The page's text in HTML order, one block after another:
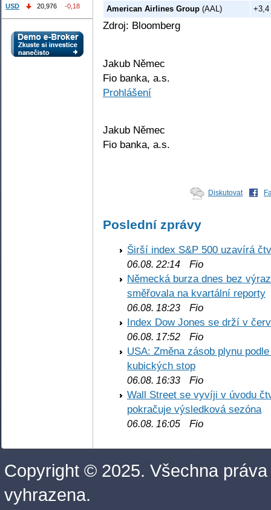
American Airlines Group (AAL) +3,4
Zdroj: Bloomberg
Jakub Němec
Fio banka, a.s.
Prohlášení
Jakub Němec
Fio banka, a.s.
Diskutovat
Poslední zprávy
Širší index S&P 500 uzavírá
06.08. 22:14 Fio
Německá burza dnes bez
směřovala na kvartální reporty
06.08. 18:23 Fio
Index Dow Jones se drží v
06.08. 17:52 Fio
USA: Změna zásob plynu
kubických stop
06.08. 16:33 Fio
Wall Street se vyvíji v úvodu
pokračuje výsledková sezóna
06.08. 16:05 Fio
USD
20,976 -0,18
Copyright © 2025. Všechna práva
vyhrazena.